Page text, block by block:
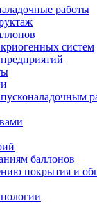
работы
систем
баллонов
покрытия и